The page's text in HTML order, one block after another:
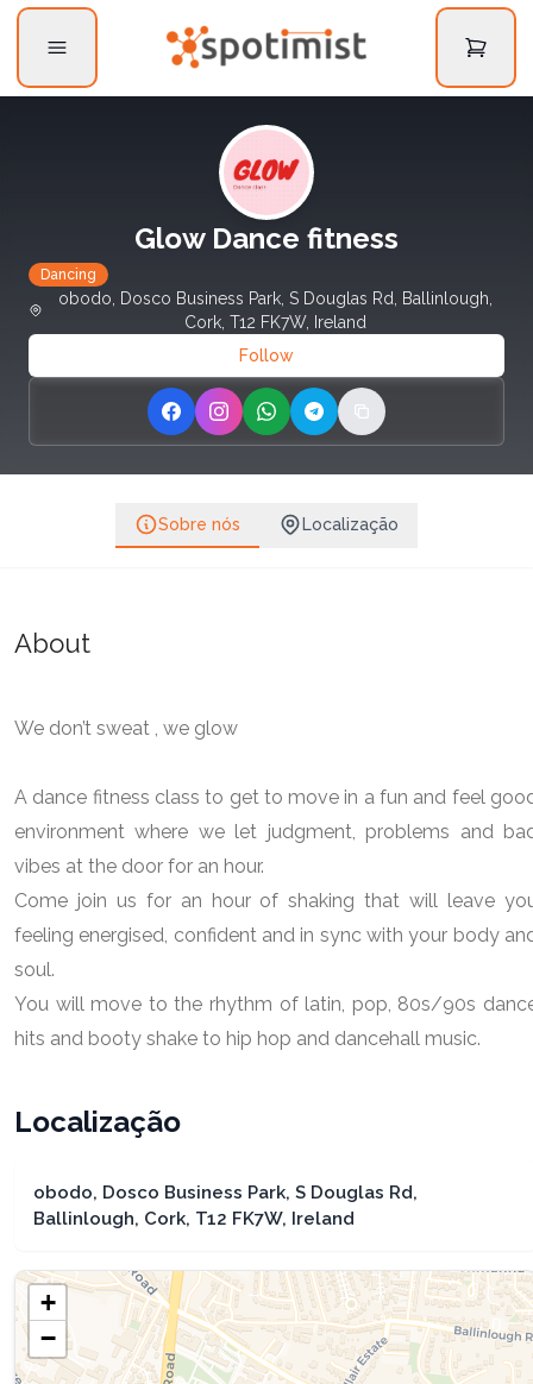
Glow Dance fitness
Dancing
obodo, Dosco Business Park, S Douglas Rd, Ballinlough,
Cork, T12 FK7W, Ireland
Follow
Share on Facebook
Share on Instagram
Share on WhatsApp
Share on Telegram
Copy link
Sobre nós Localização
About
We don’t sweat , we glow
A dance fitness class to get to move in a fun and feel
environment where we let judgment, problems and
vibes at the door for an hour.
Come join us for an hour of shaking that will leave
feeling energised, confident and in sync with your body
soul.
You will move to the rhythm of latin, pop, 80s/90s
hits and booty shake to hip hop and dancehall music.
Localização
obodo, Dosco Business Park, S Douglas Rd,
Ballinlough, Cork, T12 FK7W, Ireland
+
−